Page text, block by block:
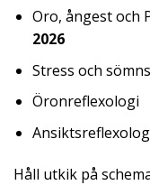
Oro, ångest och
2026
Stress och
Öronreflexologi
Håll utkik på